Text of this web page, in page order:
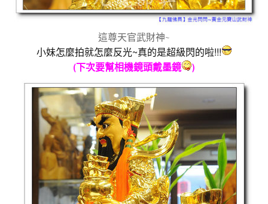
這尊天官武財神~
小妹怎麼拍就怎麼反光~真的是超級閃的啦!!!
(下次要幫相機鏡頭戴墨鏡 )